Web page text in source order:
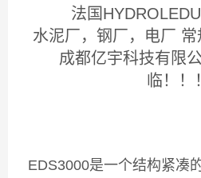
法国
水泥厂，钢厂，电厂 常
成都亿宇科技有限
临！！！
EDS3000是一个结构紧凑